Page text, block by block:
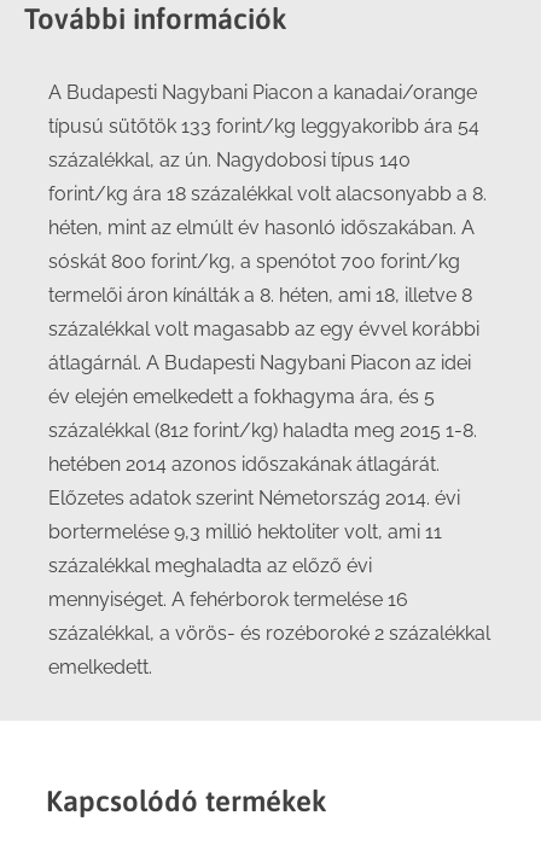
További információk
A Budapesti Nagybani Piacon a kanadai/orange
típusú sütőtök 133 forint/kg leggyakoribb ára 54
százalékkal, az ún. Nagydobosi típus 140
forint/kg ára 18 százalékkal volt alacsonyabb a 8.
héten, mint az elmúlt év hasonló időszakában. A
sóskát 800 forint/kg, a spenótot 700 forint/kg
termelői áron kínálták a 8. héten, ami 18, illetve 8
százalékkal volt magasabb az egy évvel korábbi
átlagárnál. A Budapesti Nagybani Piacon az idei
év elején emelkedett a fokhagyma ára, és 5
százalékkal (812 forint/kg) haladta meg 2015 1-8.
hetében 2014 azonos időszakának átlagárát.
Előzetes adatok szerint Németország 2014. évi
bortermelése 9,3 millió hektoliter volt, ami 11
százalékkal meghaladta az előző évi
mennyiséget. A fehérborok termelése 16
százalékkal, a vörös- és rozéboroké 2 százalékkal
emelkedett.
Kapcsolódó termékek